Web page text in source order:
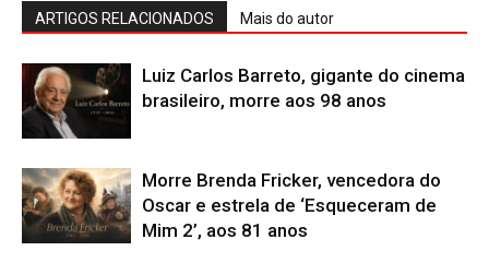
ARTIGOS RELACIONADOS Mais do autor
Luiz Carlos Barreto, gigante do cinema
brasileiro, morre aos 98 anos
Morre Brenda Fricker, vencedora do
Oscar e estrela de ‘Esqueceram de
Mim 2’, aos 81 anos